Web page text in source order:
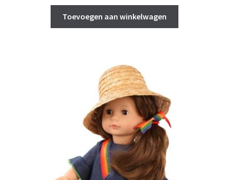
Toevoegen aan winkelwagen